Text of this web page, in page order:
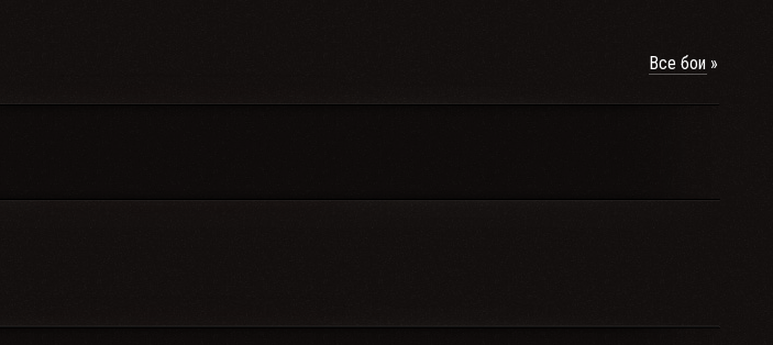
Все бои